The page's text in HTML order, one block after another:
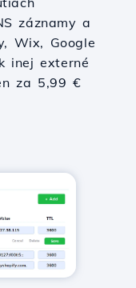
záznamy a
Wix, Google
inej externé
za 5,99 €